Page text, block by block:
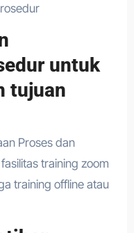
untuk
tujuan
Proses dan
training zoom
training offline atau